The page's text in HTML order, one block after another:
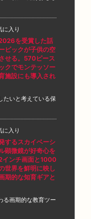
に入り
を受賞した話
ビックが子供の空
せる。570ピース
クでモンテッソー
施設にも導入され
たいと考えている保
に入り
するスカイベーシ
顕微鏡が好奇心を
インチ画面と1000
世界を鮮明に映し
期的な知育ギアと
る画期的な教育ツー